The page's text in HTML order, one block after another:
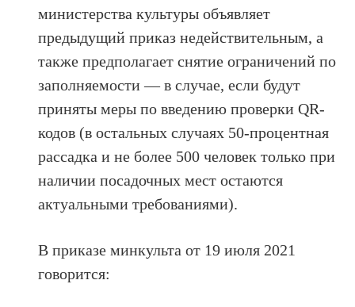
министерства культуры объявляет
предыдущий приказ недействительным, а
также предполагает снятие ограничений по
заполняемости — в случае, если будут
приняты меры по введению проверки QR-
кодов (в остальных случаях 50-процентная
рассадка и не более 500 человек только при
наличии посадочных мест остаются
актуальными требованиями).
В приказе минкульта от 19 июля 2021
говорится: